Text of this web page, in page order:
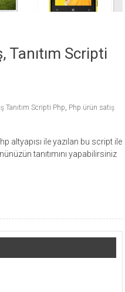
Tanıtım Scripti
Tanıtım Scripti Php, Php ürün satış
altyapısı ile yazılan bu script ile
tanıtımını yapabilirsiniz